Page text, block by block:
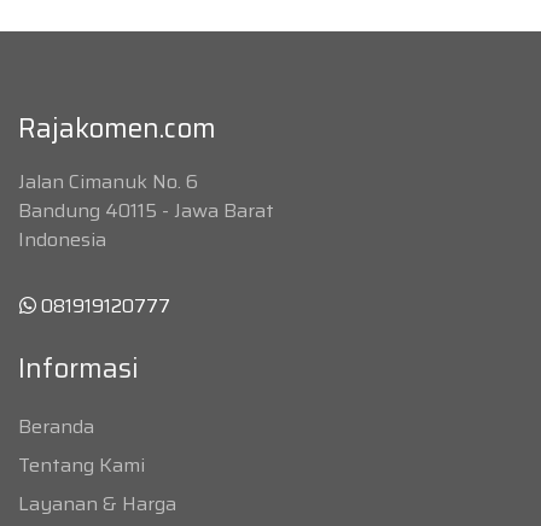
Rajakomen.com
Jalan Cimanuk No. 6
Bandung 40115 - Jawa Barat
Indonesia
081919120777
Informasi
Beranda
Tentang Kami
Layanan & Harga